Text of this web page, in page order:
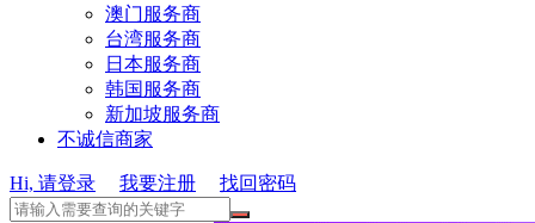
澳门服务商
台湾服务商
日本服务商
韩国服务商
新加坡服务商
不诚信商家
Hi, 请登录 我要注册 找回密码